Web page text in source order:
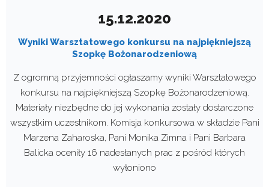
15.12.2020
Wyniki Warsztatowego konkursu na najpiękniejszą
Szopkę Bożonarodzeniową
Z ogromną przyjemności ogłaszamy wyniki Warsztatowego
konkursu na najpiękniejszą Szopkę Bożonarodzeniową.
Materiały niezbędne do jej wykonania zostały dostarczone
wszystkim uczestnikom. Komisja konkursowa w składzie Pani
Marzena Zaharoska, Pani Monika Zimna i Pani Barbara
Balicka oceniły 16 nadesłanych prac z pośród których
wyłoniono